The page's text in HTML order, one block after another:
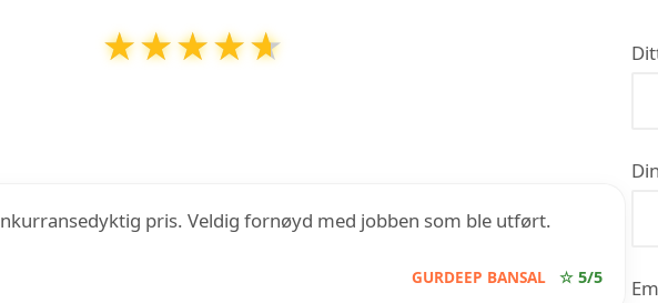
★★★★★
★★★★★
pris. Veldig fornøyd med jobben som ble utført.
GURDEEP BANSAL ☆ 5/5